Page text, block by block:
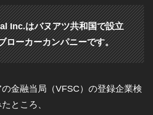
Inc.はバヌアツ共和国で設立
ローカーカンパニーです。
の金融当局（VFSC）の登録企業検
ところ、